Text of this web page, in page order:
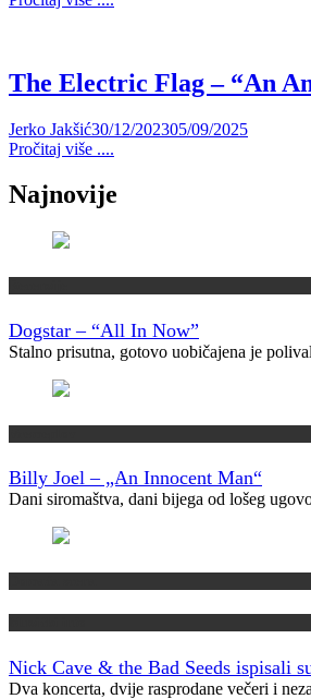
The Electric Flag – “An
Jerko Jakšić30/12/202305/09/2025
Pročitaj više ....
Najnovije
Dogstar – “All In Now”
Stalno prisutna, gotovo uobičajena je
Billy Joel – „An Innocent Man“
Dani siromaštva, dani bijega od lošeg
Nick Cave & the Bad Seeds ispisali
Dva koncerta, dvije rasprodane večeri i